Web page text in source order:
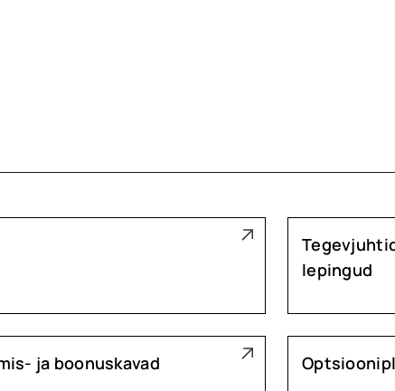
lepingud
ja boonuskavad